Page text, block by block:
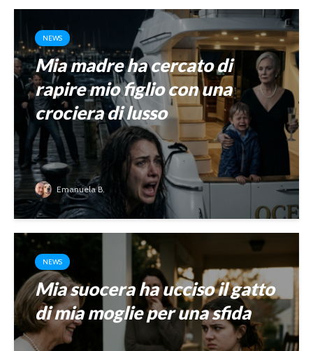
NEWS
Mia madre ha cercato di
rapire mio figlio con una
crociera di lusso
Emanuela B.
NEWS
Mia suocera ha ucciso il gatto
di mia moglie per una sfida